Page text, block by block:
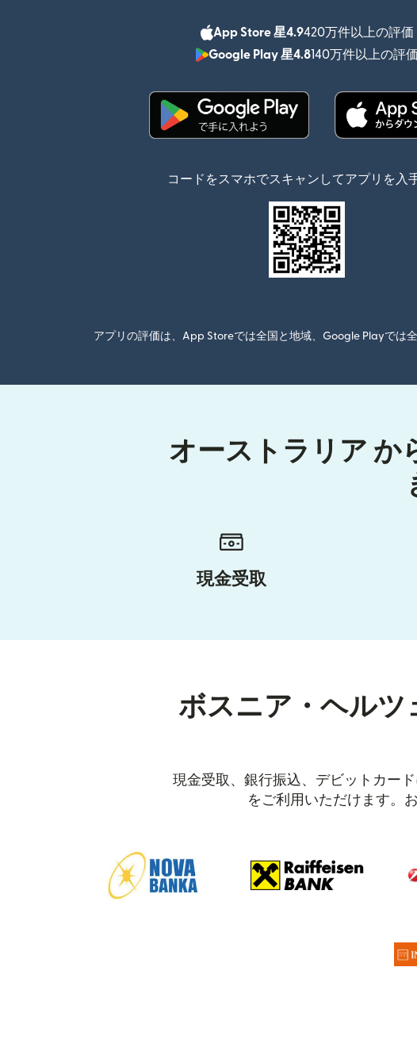
App Store 星4.9420万件以上の評価
Google Play 星4.8140万件以上の評価
コードをスマホでスキャンしてアプリを入
アプリの評価は、App Storeでは全国と地域、Google Playでは
オーストラリア か
現金受取
ボスニア・ヘルツ
現金受取、銀行振込、デビットカー
をご利用いただけます。